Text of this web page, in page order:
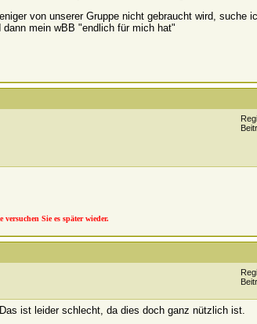
von unserer Gruppe nicht gebraucht wird, suche
mein wBB "endlich für mich hat"
Sie es später wieder.
ist leider schlecht, da dies doch ganz nützlich ist.